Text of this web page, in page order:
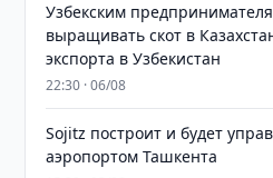
Узбекским
выращивать скот в
экспорта в Узбекистан
22:30 · 06/08
Sojitz построит и будет
аэропортом Ташкента